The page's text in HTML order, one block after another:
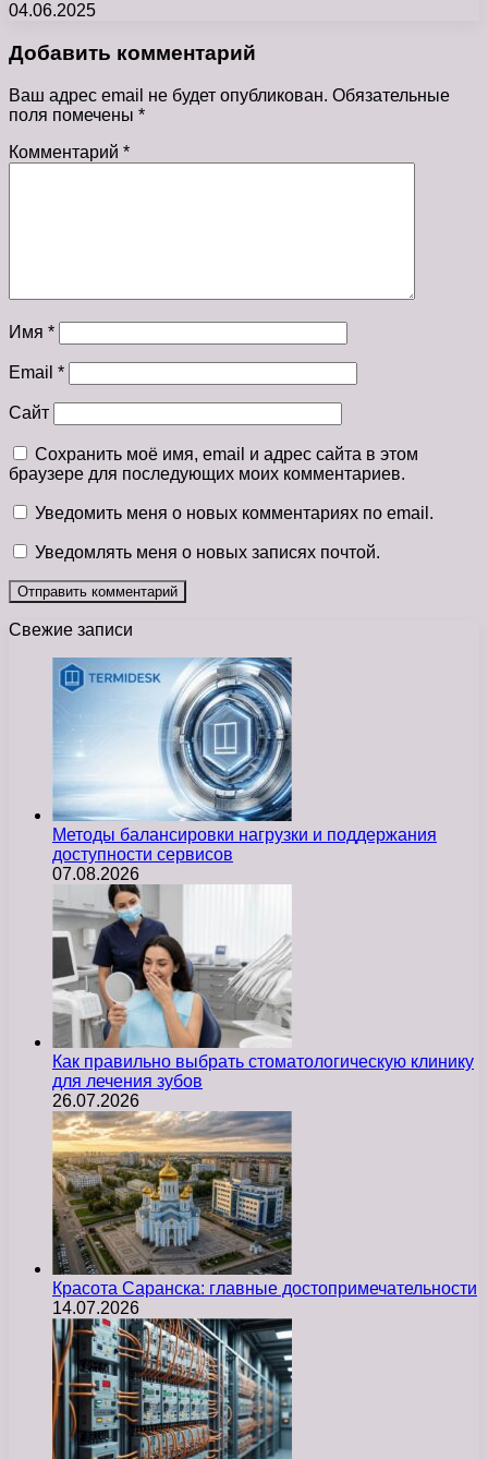
04.06.2025
Добавить комментарий
Ваш адрес email не будет опубликован. Обязательные
поля помечены *
Комментарий *
Имя *
Email *
Сайт
Сохранить моё имя, email и адрес сайта в этом
браузере для последующих моих комментариев.
Уведомить меня о новых комментариях по email.
Уведомлять меня о новых записях почтой.
Свежие записи
Методы балансировки нагрузки и поддержания
доступности сервисов
07.08.2026
Как правильно выбрать стоматологическую клинику
для лечения зубов
26.07.2026
Красота Саранска: главные достопримечательности
14.07.2026